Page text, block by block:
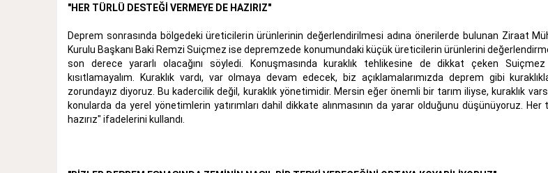
"HER TÜRLÜ DESTEĞİ VERMEYE DE HAZIRIZ"
Deprem sonrasında bölgedeki üreticilerin ürünlerinin değerlendirilmesi adına önerilerde bulunan Ziraat
Kurulu Başkanı Baki Remzi Suiçmez ise depremzede konumundaki küçük üreticilerin ürünlerini
son derece yararlı olacağını söyledi. Konuşmasında kuraklık tehlikesine de dikkat çeken
kısıtlamayalım. Kuraklık vardı, var olmaya devam edecek, biz açıklamalarımızda deprem gibi
zorundayız diyoruz. Bu kadercilik değil, kuraklık yönetimidir. Mersin eğer önemli bir tarım iliyse, kuraklık
konularda da yerel yönetimlerin yatırımları dahil dikkate alınmasının da yarar olduğunu düşünüyoruz.
hazırız" ifadelerini kullandı.